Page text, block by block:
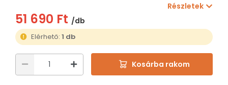
Részletek
51 690 Ft /db
Elérhető:1 db
Kosárba rakom